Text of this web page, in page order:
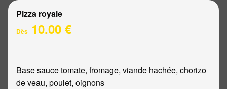
Pizza royale
Dès 10.00 €
Base sauce tomate, fromage, viande hachée, chorizo
de veau, poulet, oignons